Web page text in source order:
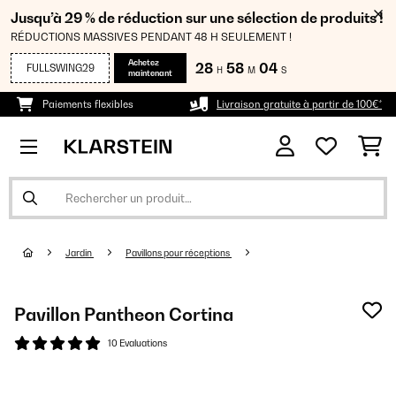
Jusqu’à 29 % de réduction sur une sélection de produits !
RÉDUCTIONS MASSIVES PENDANT 48 H SEULEMENT !
FULLSWING29
Achetez
maintenant
28 H 58 M 03 S
Paiements flexibles Livraison gratuite à partir de 100€*
Jardin Pavillons pour réceptions
Pavillon Pantheon Cortina
10 Evaluations